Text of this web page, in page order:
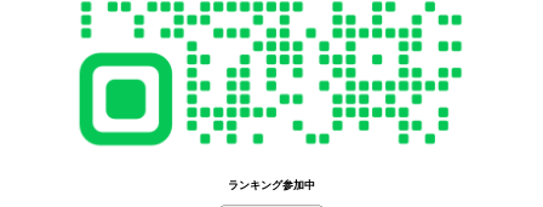
ランキング参加中